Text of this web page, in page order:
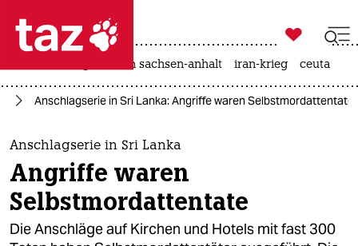
 taz zahl ich
taz zahl ich
themen
politik
öko

taz zahl ich
landtagswahl in sachsen-anhalt iran-krieg ceuta
Anschlagserie in Sri Lanka: Angriffe waren Selbstmordattentate
Anschlagserie in Sri Lanka
Angriffe waren
Selbstmordattentate
Die Anschläge auf Kirchen und Hotels mit fast 300